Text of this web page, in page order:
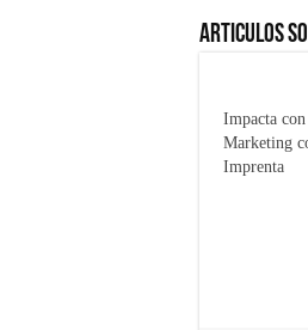
Articulos
Impacta
Marketing
Imprenta